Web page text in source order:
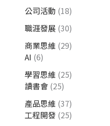
公司活動 (18)
職涯發展 (30)
商業思維 (29)
AI (6)
學習思維 (25)
讀書會 (25)
產品思維 (37)
工程開發 (25)